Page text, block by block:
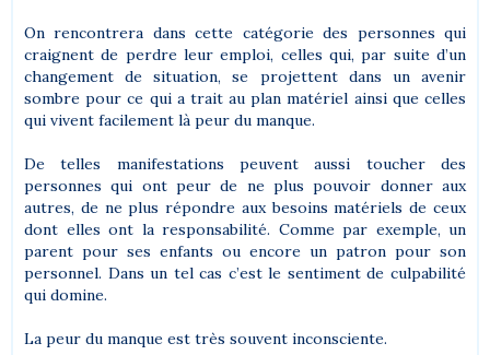
On rencontrera dans cette catégorie des personnes qui
craignent de perdre leur emploi, celles qui, par suite d’un
changement de situation, se projettent dans un avenir
sombre pour ce qui a trait au plan matériel ainsi que celles
qui vivent facilement là peur du manque.
De telles manifestations peuvent aussi toucher des
personnes qui ont peur de ne plus pouvoir donner aux
autres, de ne plus répondre aux besoins matériels de ceux
dont elles ont la responsabilité. Comme par exemple, un
parent pour ses enfants ou encore un patron pour son
personnel. Dans un tel cas c’est le sentiment de culpabilité
qui domine.
La peur du manque est très souvent inconsciente.